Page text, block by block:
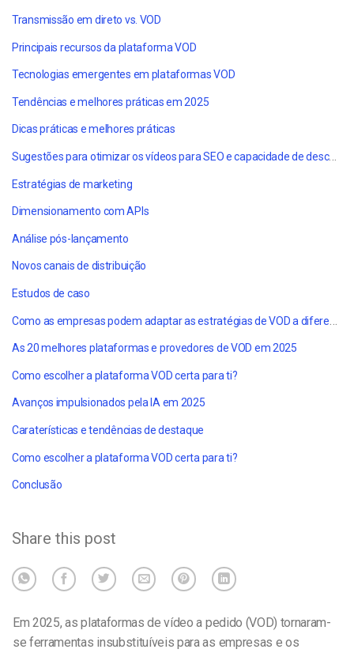
Transmissão em direto vs. VOD
Principais recursos da plataforma VOD
Tecnologias emergentes em plataformas VOD
Tendências e melhores práticas em 2025
Dicas práticas e melhores práticas
Sugestões para otimizar os vídeos para SEO e capacidade de descoberta
Estratégias de marketing
Dimensionamento com APIs
Análise pós-lançamento
Novos canais de distribuição
Estudos de caso
As 20 melhores plataformas e provedores de VOD em 2025
Como escolher a plataforma VOD certa para ti?
Avanços impulsionados pela IA em 2025
Caraterísticas e tendências de destaque
Como escolher a plataforma VOD certa para ti?
Conclusão
Share this post
Em2025,as plataformasde vídeo a pedido (VOD) tornaram-
se ferramentas insubstituíveis para as empresas e os